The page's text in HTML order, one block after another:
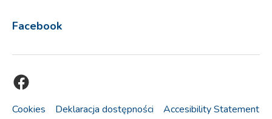
Facebook
Cookies Deklaracja dostępności Accesibility Statement
Facebook